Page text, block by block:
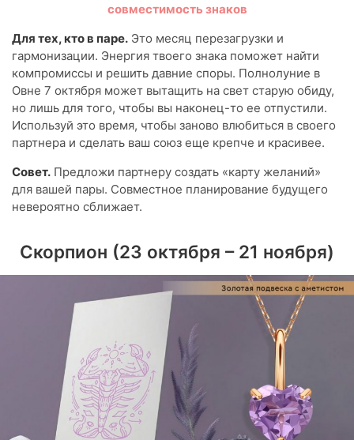
совместимость знаков
Для тех, кто в паре. Это месяц перезагрузки и
гармонизации. Энергия твоего знака поможет найти
компромиссы и решить давние споры. Полнолуние в
Овне 7 октября может вытащить на свет старую обиду,
но лишь для того, чтобы вы наконец-то ее отпустили.
Используй это время, чтобы заново влюбиться в своего
партнера и сделать ваш союз еще крепче и красивее.
Совет. Предложи партнеру создать «карту желаний»
для вашей пары. Совместное планирование будущего
невероятно сближает.
Скорпион (23 октября – 21 ноября)